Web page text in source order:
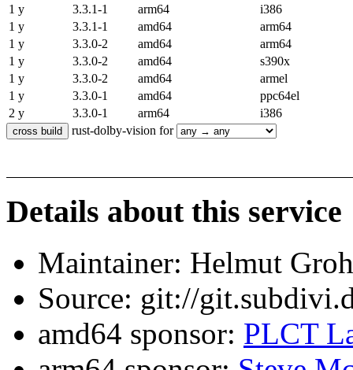
1 y
3.3.1-1 arm64
i386
1 y
3.3.1-1 amd64
arm64
1 y
3.3.0-2 amd64
arm64
1 y
3.3.0-2 amd64
s390x
1 y
3.3.0-2 amd64
armel
1 y
3.3.0-1 amd64
ppc64el
2 y
3.3.0-1 arm64
i386
rust-dolby-vision for
Details about this service
Maintainer: Helmut
Source: git://
amd64 sponsor: PLCT